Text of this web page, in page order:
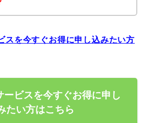
スを今すぐお得に申し込みたい方
ービスを今すぐお得に申し
たい方はこちら